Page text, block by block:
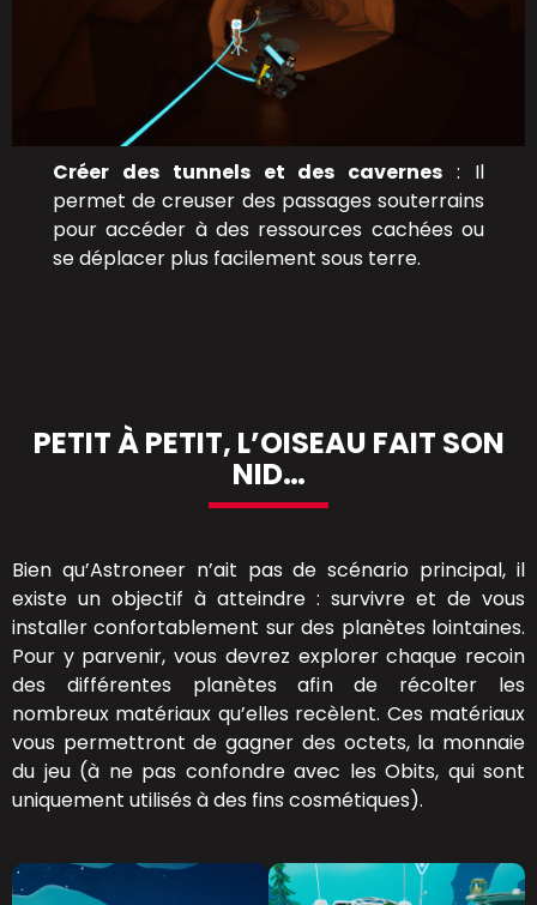
Créer des tunnels et des cavernes : Il
permet de creuser des passages souterrains
pour accéder à des ressources cachées ou
se déplacer plus facilement sous terre.
PETIT À PETIT, L’OISEAU FAIT SON
NID…
Bien qu’Astroneer n’ait pas de scénario principal, il
existe un objectif à atteindre : survivre et de vous
installer confortablement sur des planètes lointaines.
Pour y parvenir, vous devrez explorer chaque recoin
des différentes planètes afin de récolter les
nombreux matériaux qu’elles recèlent. Ces matériaux
vous permettront de gagner des octets, la monnaie
du jeu (à ne pas confondre avec les Obits, qui sont
uniquement utilisés à des fins cosmétiques).